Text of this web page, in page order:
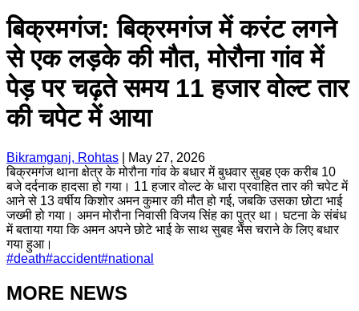
बिक्रमगंज: बिक्रमगंज में करंट लगने
से एक लड़के की मौत, मोरौना गांव में
पेड़ पर चढ़ते समय 11 हजार वोल्ट तार
की चपेट में आया
Bikramganj, Rohtas
May 27, 2026
बिक्रमगंज थाना क्षेत्र के मोरौना गांव के बधार में बुधवार सुबह एक करीब 10
बजे दर्दनाक हादसा हो गया। 11 हजार वोल्ट के धारा प्रवाहित तार की चपेट में
आने से 13 वर्षीय किशोर अमन कुमार की मौत हो गई, जबकि उसका छोटा भाई
जख्मी हो गया। अमन मोरौना निवासी विजय सिंह का पुत्र था। घटना के संबंध
में बताया गया कि अमन अपने छोटे भाई के साथ सुबह भैंस चराने के लिए बधार
गया हुआ।
#death#accident#national
MORE NEWS